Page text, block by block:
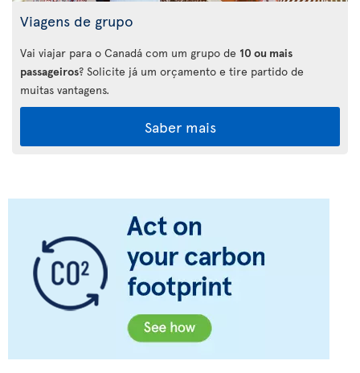
Viagens de grupo
Vai viajar para o Canadá com um grupo de 10 ou mais
passageiros? Solicite já um orçamento e tire partido de
muitas vantagens.
Saber mais